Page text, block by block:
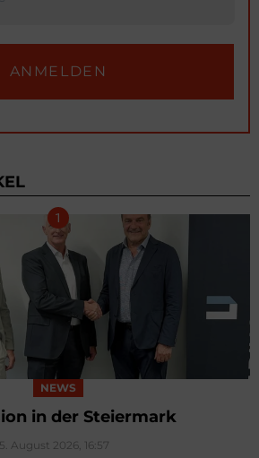
NEWS
in der Steiermark
5. August 2026, 16:57